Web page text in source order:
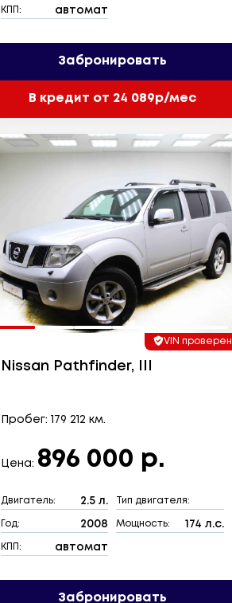
КПП: автомат
Забронировать
В кредит от 24 089р/мес
VIN проверен
Nissan Pathfinder, III
Пробег: 179 212 км.
Цена: 896 000 р.
Двигатель: 2.5 л. Тип двигателя:
Год: 2008 Мощность: 174 л.с.
КПП: автомат
Забронировать